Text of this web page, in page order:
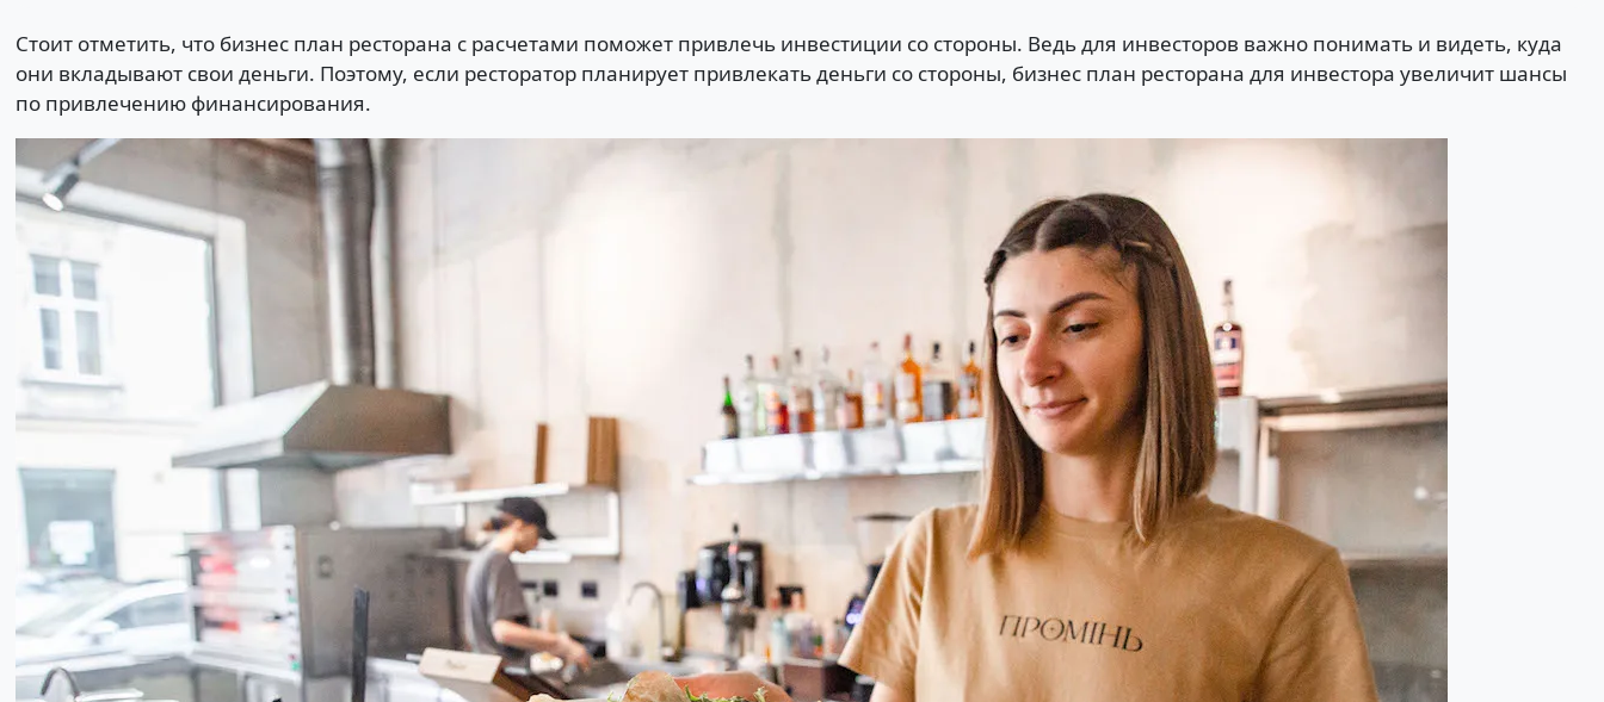
Стоит отметить, что бизнес план ресторана с расчетами поможет привлечь инвестиции со стороны. Ведь для инвесторов важно понимать и видеть, куда
они вкладывают свои деньги. Поэтому, если ресторатор планирует привлекать деньги со стороны, бизнес план ресторана для инвестора увеличит шансы
по привлечению финансирования.